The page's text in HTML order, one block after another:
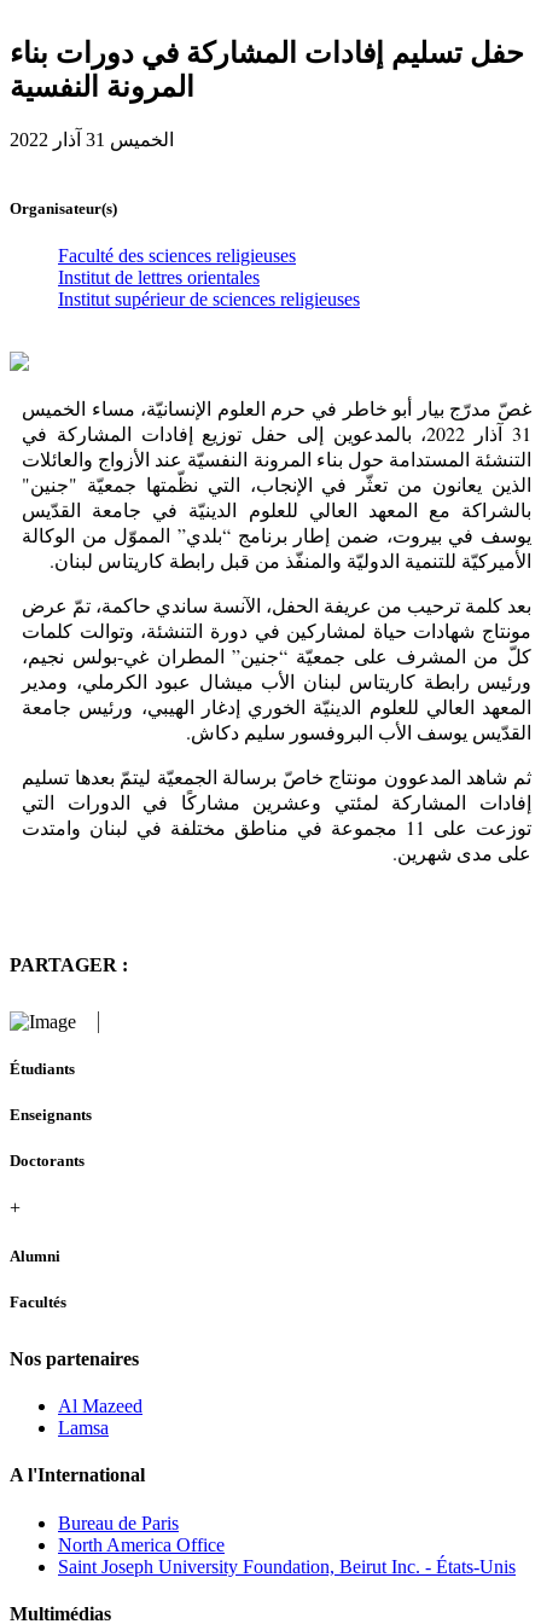
المرونة النفسية
الخميس 31 آذار 2022
Organisateur(s)
Faculté des sciences religieuses
Institut de lettres orientales
Institut supérieur de sciences religieuses
غصّ مدرّج بيار أبو خاطر في حرم العلوم الإنسانيّة، مساء الخميس
31 آذار 2022، بالمدعوين إلى حفل توزيع إفادات المشاركة في
التنشئة المستدامة حول بناء المرونة النفسيّة عند الأزواج والعائلات
الذين يعانون من تعثّر في الإنجاب، التي نظّمتها جمعيّة "جنين"
بالشراكة مع المعهد العالي للعلوم الدينيّة في جامعة القدّيس
يوسف في بيروت، ضمن إطار برنامج “بلدي” المموّل من الوكالة
الأميركيّة للتنمية الدوليّة والمنفّذ من قبل رابطة كاريتاس لبنان.
بعد كلمة ترحيب من عريفة الحفل، الآنسة ساندي حاكمة، تمّ عرض
مونتاج شهادات حياة لمشاركين في دورة التنشئة، وتوالت كلمات
كلّ من المشرف على جمعيّة “جنين” المطران غي-بولس نجيم،
ورئيس رابطة كاريتاس لبنان الأب ميشال عبود الكرملي، ومدير
المعهد العالي للعلوم الدينيّة الخوري إدغار الهيبي، ورئيس جامعة
القدّيس يوسف الأب البروفسور سليم دكاش.
ثم شاهد المدعوون مونتاج خاصّ برسالة الجمعيّة ليتمّ بعدها تسليم
إفادات المشاركة لمئتي وعشرين مشاركًا في الدورات التي
توزعت على 11 مجموعة في مناطق مختلفة في لبنان وامتدت
على مدى شهرين.
PARTAGER :
Étudiants
Enseignants
Doctorants
+
Alumni
Facultés
Nos partenaires
Al Mazeed
Lamsa
A l'International
Bureau de Paris
North America Office
Saint Joseph University Foundation, Beirut Inc. - États-Unis
Multimédias